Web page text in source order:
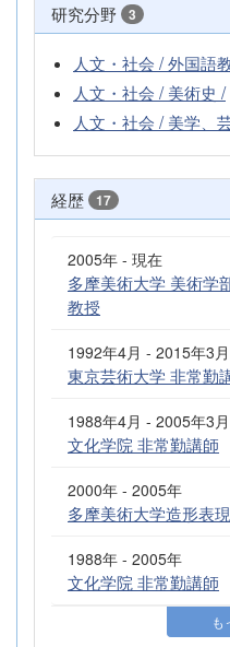
研究分野 3
人文・社会 / 外国語
人文・社会 / 美術史 /
人文・社会 / 美学、
経歴 17
2005年 - 現在
多摩美術大学 美術学
教授
1992年4月 - 2015年3月
東京芸術大学 非常勤
1988年4月 - 2005年3月
文化学院 非常勤講師
2000年 - 2005年
多摩美術大学造形表
1988年 - 2005年
文化学院 非常勤講師
も